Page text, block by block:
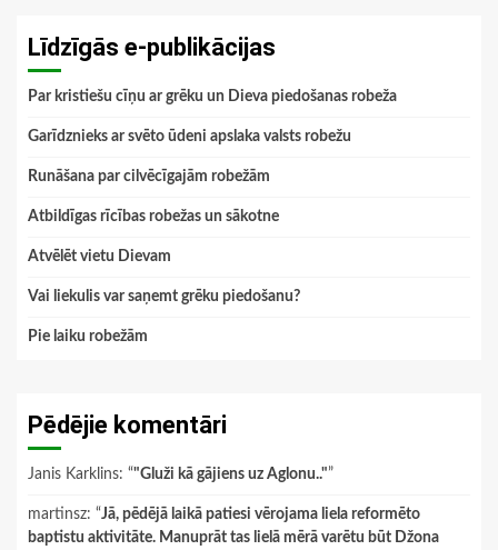
Līdzīgās e-publikācijas
Par kristiešu cīņu ar grēku un Dieva piedošanas robeža
Garīdznieks ar svēto ūdeni apslaka valsts robežu
Runāšana par cilvēcīgajām robežām
Atbildīgas rīcības robežas un sākotne
Atvēlēt vietu Dievam
Vai liekulis var saņemt grēku piedošanu?
Pie laiku robežām
Pēdējie komentāri
Janis Karklins: “"Gluži kā gājiens uz Aglonu.."”
martinsz: “Jā, pēdējā laikā patiesi vērojama liela reformēto
baptistu aktivitāte. Manuprāt tas lielā mērā varētu būt Džona